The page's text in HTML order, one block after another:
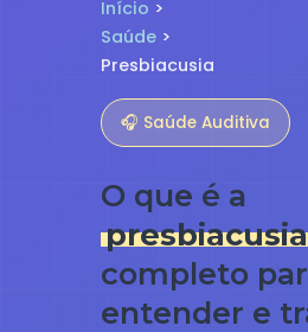
Início >
Saúde>
Presbiacusia
🎧 Saúde Auditiva
O que é a
presbiacusia
completo
entender e